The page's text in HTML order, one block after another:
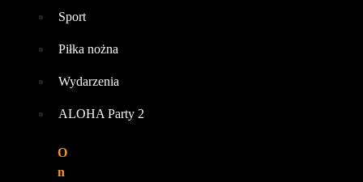
Sport
Piłka nożna
Wydarzenia
ALOHA Party 2
O
n